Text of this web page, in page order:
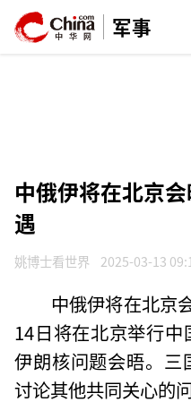
军事
中俄伊将在北京
遇
姚博士看世界 2025-03-13
中俄伊将在北京
14日将在北京举行
伊朗核问题会晤。三
讨论其他共同关心的问